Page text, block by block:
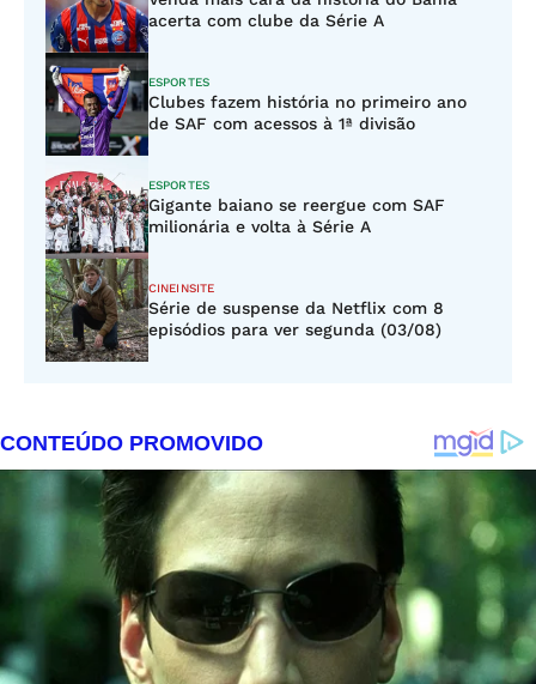
acerta com clube da Série A
ESPORTES
Clubes fazem história no primeiro ano
de SAF com acessos à 1ª divisão
ESPORTES
Gigante baiano se reergue com SAF
milionária e volta à Série A
CINEINSITE
Série de suspense da Netflix com 8
episódios para ver segunda (03/08)